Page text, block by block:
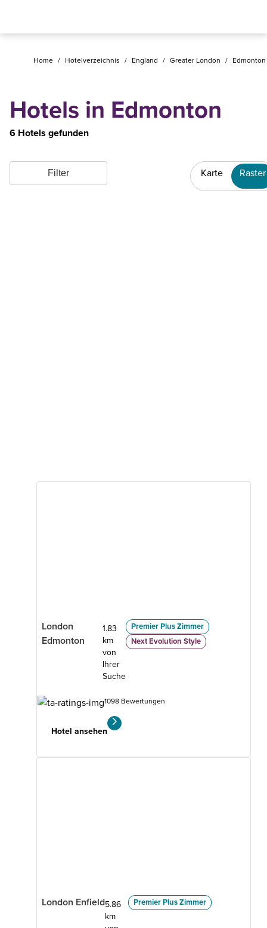
Home / Hotelverzeichnis / England / Greater London / Edmonton
Hotels in Edmonton
6 Hotels gefunden
Filter Karte Raster
London
Edmonton
1.83
km
von
Ihrer
Suche
Premier Plus Zimmer
Next Evolution Style
1098 Bewertungen
Hotel ansehen
London Enfield5.86
km
Premier Plus Zimmer